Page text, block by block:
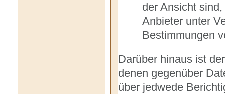
der Ansicht
Anbieter unter
Bestimmungen
Darüber hinaus ist
denen gegenüber
über jedwede